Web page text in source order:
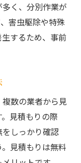
く、分別作業が
害虫駆除や特殊
するため、事前
数の業者から見
見積もりの際
しっかり確認
見積もりは無料